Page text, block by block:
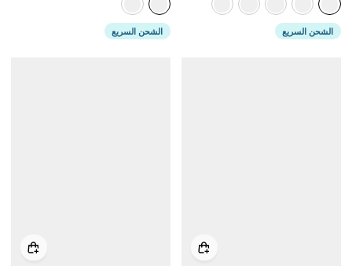
الشحن السريع الشحن السريع